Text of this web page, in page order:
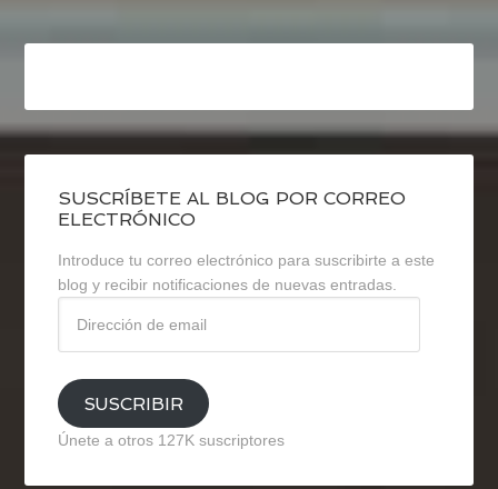
SUSCRÍBETE AL BLOG POR CORREO
ELECTRÓNICO
Introduce tu correo electrónico para suscribirte a este
blog y recibir notificaciones de nuevas entradas.
email
SUSCRIBIR
Únete a otros 127K suscriptores